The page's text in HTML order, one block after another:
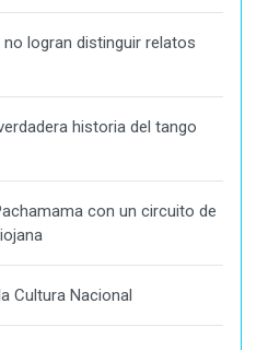
logran distinguir relatos
historia del tango
con un circuito de
Cultura Nacional